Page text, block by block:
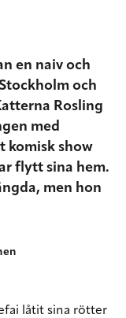
en naiv och
och
Rosling
med
komisk show
flytt sina hem.
men hon
låtit sina rötter